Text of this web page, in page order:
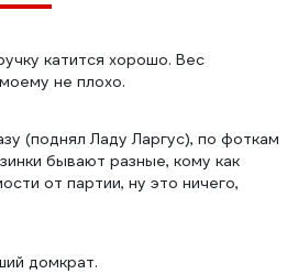
катится хорошо. Вес
не плохо.
(поднял Ладу Ларгус), по фоткам
бывают разные, кому как
от партии, ну это ничего,
домкрат.